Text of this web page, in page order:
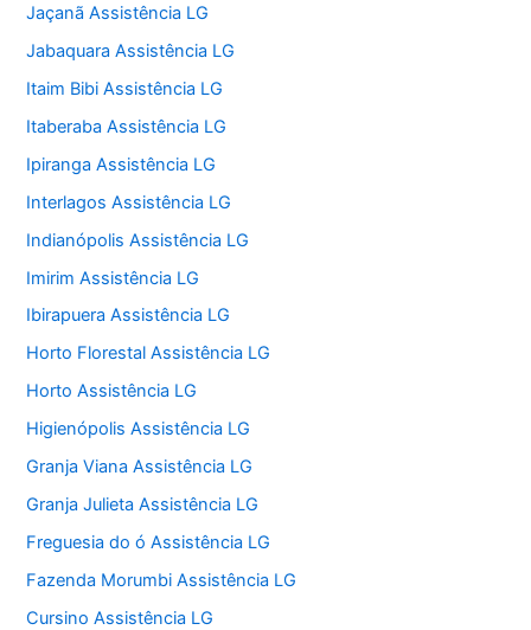
Jaçanã Assistência LG
Jabaquara Assistência LG
Itaim Bibi Assistência LG
Itaberaba Assistência LG
Ipiranga Assistência LG
Interlagos Assistência LG
Indianópolis Assistência LG
Imirim Assistência LG
Ibirapuera Assistência LG
Horto Florestal Assistência LG
Horto Assistência LG
Higienópolis Assistência LG
Granja Viana Assistência LG
Granja Julieta Assistência LG
Freguesia do ó Assistência LG
Fazenda Morumbi Assistência LG
Cursino Assistência LG